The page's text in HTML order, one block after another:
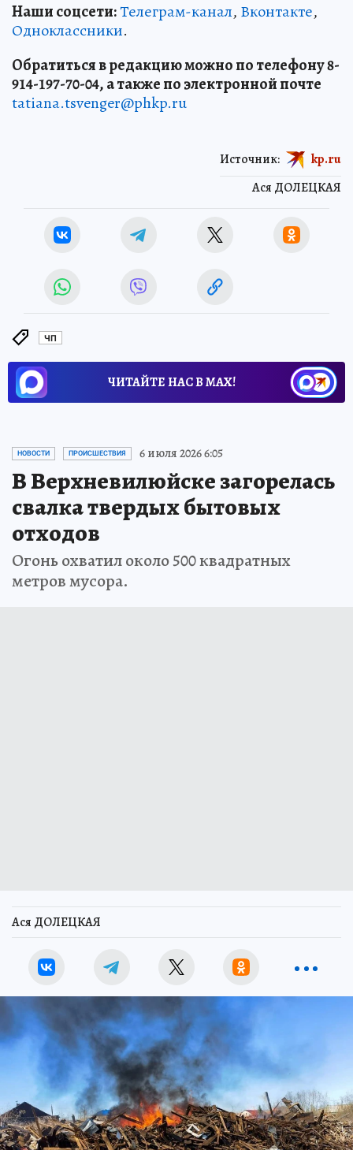
Наши соцсети:Телеграм-канал, Вконтакте,
Одноклассники.
Обратиться в редакцию можно по телефону 8-
914-197-70-04, а также по электронной почте
tatiana.tsvenger@phkp.ru
Ася ДОЛЕЦКАЯ
Источник: kp.ru
ЧП
ЧИТАЙТЕ НАС В МАХ!
НОВОСТИ ПРОИСШЕСТВИЯ 6 июля 2026 6:05
В Верхневилюйске загорелась
свалка твердых бытовых
отходов
Огонь охватил около 500 квадратных
метров мусора.
Ася ДОЛЕЦКАЯ